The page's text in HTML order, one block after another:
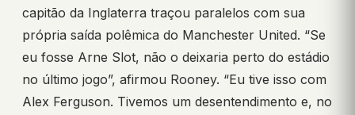
capitão da Inglaterra traçou paralelos com sua
própria saída polêmica do Manchester United. “Se
eu fosse Arne Slot, não o deixaria perto do estádio
no último jogo”, afirmou Rooney. “Eu tive isso com
Alex Ferguson. Tivemos um desentendimento e, no